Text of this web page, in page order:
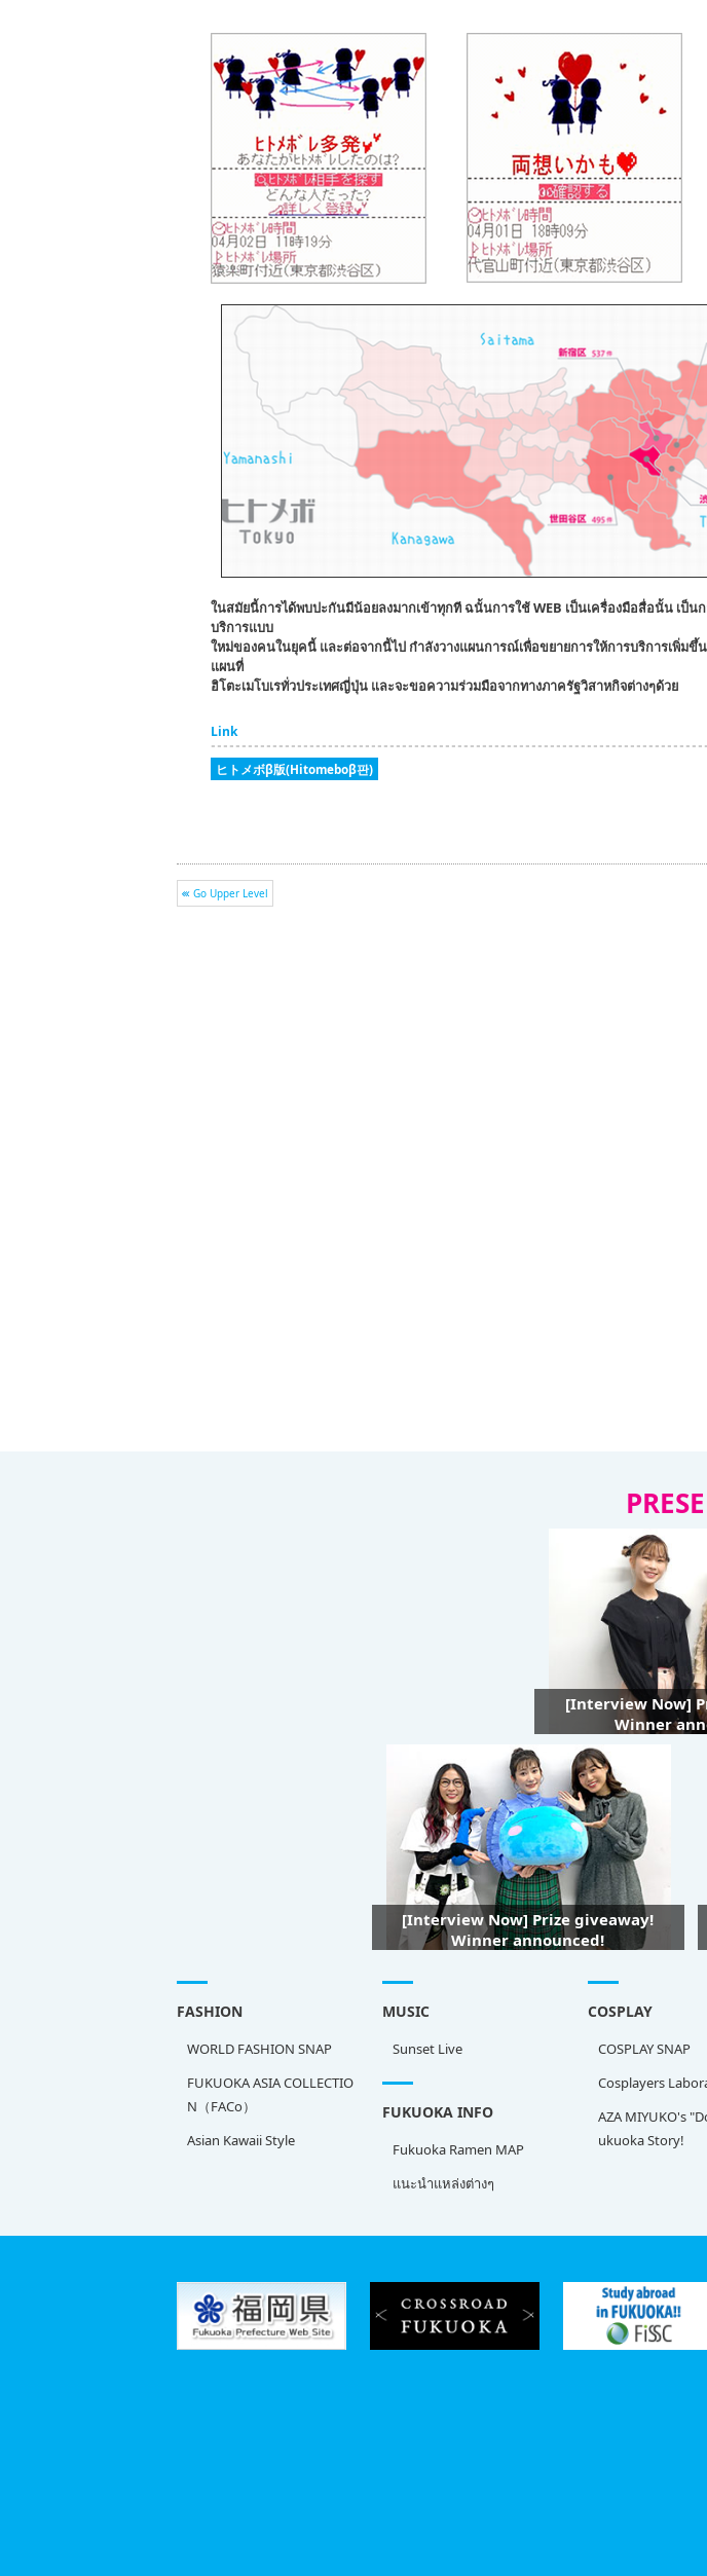
ในสมัยนี้การได้พบปะกันมีน้อยลงมากเข้าทุกที ฉนั้นการใช้ WEB เป็นเครื่องมือสื่อนั้น เป็น
บริการแบบ
ใหม่ของคนในยุคนี้ และต่อจากนี้ไป กำลังวางแผนการณ์เพื่อขยายการให้การบริการเพิ่มขึ้
แผนที่
ฮิโตะเมโบเรทั่วประเทศญี่ปุ่น และจะขอความร่วมมือจากทางภาครัฐวิสาหกิจต่างๆด้วย
Link
ヒトメボβ版(Hitomeboβ판)
Go Upper Level
[Interview Now]
Winner
[Interview Now] Prize giveaway!
Winner announced!
FASHION
WORLD FASHION SNAP
FUKUOKA ASIA COLLECTIO
N（FACo）
Asian Kawaii Style
MUSIC
Sunset Live
COSPLAY
COSPLAY SNAP
Cosplayers
AZA MIYUKO's
ukuoka Story!
FUKUOKA INFO
Fukuoka Ramen MAP
แนะนำแหล่งต่างๆ